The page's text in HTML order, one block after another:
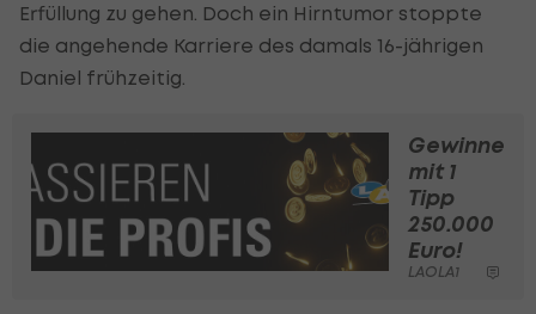
Erfüllung zu gehen. Doch ein Hirntumor stoppte
die angehende Karriere des damals 16-jährigen
Daniel frühzeitig.
Gewinne
mit 1
Tipp
250.000
Euro!
LAOLA1